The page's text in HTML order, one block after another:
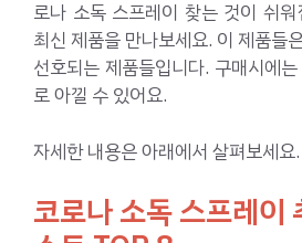
로나 소독 스프레이 찾는 것이 쉬
최신 제품을 만나보세요. 이 제품들
선호되는 제품들입니다. 구매시에
로 아낄 수 있어요.
자세한 내용은 아래에서 살펴보세요.
코로나 소독 스프레이